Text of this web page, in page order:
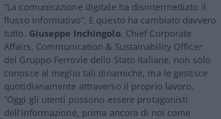
“La comunicazione digitale ha disintermediato il
flusso informativo”. E questo ha cambiato davvero
tutto. Giuseppe Inchingolo, Chief Corporate
Affairs, Communication & Sustainability Officer
del Gruppo Ferrovie dello Stato Italiane, non solo
conosce al meglio tali dinamiche, ma le gestisce
quotidianamente attraverso il proprio lavoro.
“Oggi gli utenti possono essere protagonisti
dell’informazione, prima ancora di noi come